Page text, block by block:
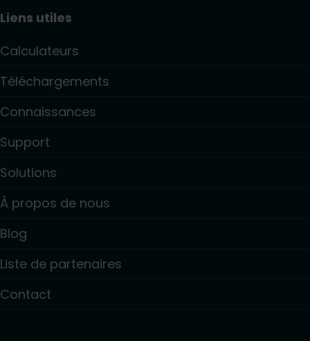
Liens utiles
Calculateurs
Téléchargements
Connaissances
Support
Solutions
À propos de nous
Blog
Liste de partenaires
Contact